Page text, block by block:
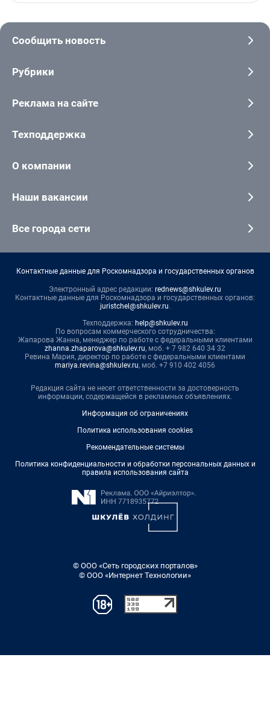
Сообщить новость
Рубрики
Реклама на сайте
Техподдержка
О компании
Наши вакансии
Все города сети
Контактные данные для Роскомнадзора и государственных органов
Электронный адрес редакции: rednews@shkulev.ru
Контактные данные для Роскомнадзора и государственных органов:
juristchel@shkulev.ru.
Техподдержка: help@shkulev.ru
По вопросам коммерческого сотрудничества:
Жапарова Жанна, менеджер по работе с федеральными клиентами
zhanna.zhaparova@shkulev.ru, моб. + 7 982 640 34 32
Ревина Мария, директор по работе с федеральными клиентами
mariya.revina@shkulev.ru, моб. +7 910 402 4056
Редакция сайта не несет ответственности за достоверность
информации, содержащейся в рекламных объявлениях.
Информация об ограничениях
Политика использования cookies
Рекомендательные системы
Политика конфиденциальности и обработки персональных данных и
правила использования сайта
© ООО «Сеть городских порталов»
© ООО «Интернет Технологии»